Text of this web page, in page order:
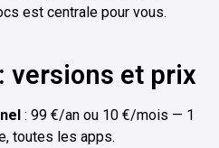
est centrale pour vous.
versions et prix
: 99 €/an ou 10 €/mois — 1
toutes les apps.